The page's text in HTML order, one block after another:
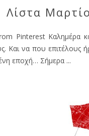
Λίστα
Pinterest Καλημέρα
Και να που επιτέλους
εποχή… Σήμερα ...